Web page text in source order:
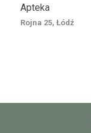
Apteka
Rojna 25, Łódź